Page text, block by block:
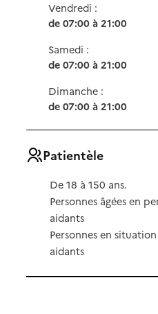
Vendredi :
de 07:00 à 21:00
Samedi :
de 07:00 à 21:00
Dimanche :
de 07:00 à 21:00
Patientèle
De 18 à 150 ans.
Personnes âgées en
aidants
Personnes en
aidants